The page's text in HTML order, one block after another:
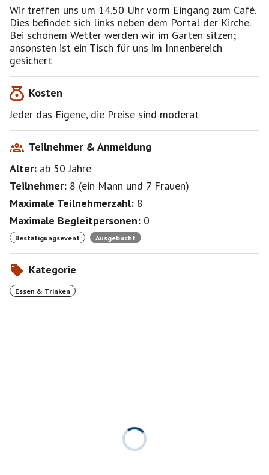
Wir treffen uns um 14.50 Uhr vorm Eingang zum Café.
Dies befindet sich links neben dem Portal der Kirche.
Bei schönem Wetter werden wir im Garten sitzen;
ansonsten ist ein Tisch für uns im Innenbereich
gesichert
Kosten
Jeder das Eigene, die Preise sind moderat
Teilnehmer & Anmeldung
Alter: ab 50Jahre
Teilnehmer: 8 (ein Mann und 7 Frauen)
Maximale Teilnehmerzahl: 8
Maximale Begleitpersonen: 0
Bestätigungsevent Ausgebucht
Kategorie
Essen & Trinken